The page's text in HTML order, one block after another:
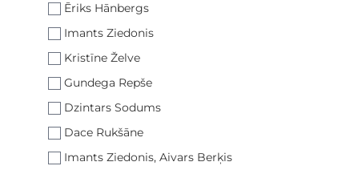
Ēriks Hānbergs
Imants Ziedonis
Kristīne Želve
Gundega Repše
Dzintars Sodums
Dace Rukšāne
Imants Ziedonis, Aivars Berķis